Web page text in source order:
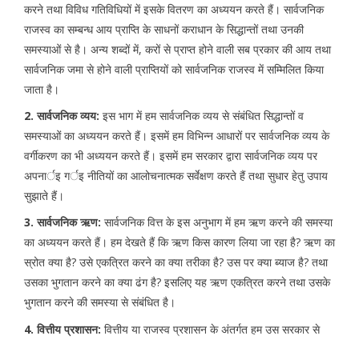
करने तथा विविध गतिविधियों में इसके वितरण का अध्ययन करते हैं। सार्वजनिक
राजस्व का सम्बन्ध आय प्राप्ति के साधनों कराधान के सिद्धान्तों तथा उनकी
समस्याओं से है। अन्य शब्दों में, करों से प्राप्त होने वाली सब प्रकार की आय तथा
सार्वजनिक जमा से होने वाली प्राप्तियों को सार्वजनिक राजस्व में सम्मिलित किया
जाता है।
2. सार्वजनिक व्यय: इस भाग में हम सार्वजनिक व्यय से संबंधित सिद्धान्तों व
समस्याओं का अध्ययन करते हैं। इसमें हम विभिन्न आधारों पर सार्वजनिक व्यय के
वर्गीकरण का भी अध्ययन करते हैं। इसमें हम सरकार द्वारा सार्वजनिक व्यय पर
अपनार्इ गर्इ नीतियों का आलोचनात्मक सर्वेक्षण करते हैं तथा सुधार हेतु उपाय
सुझाते हैं।
3. सार्वजनिक ऋण: सार्वजनिक वित्त के इस अनुभाग में हम ऋण करने की समस्या
का अध्ययन करते हैं। हम देखते हैं कि ऋण किस कारण लिया जा रहा है? ऋण का
स्रोत क्या है? उसे एकत्रित करने का क्या तरीका है? उस पर क्या ब्याज है? तथा
उसका भुगतान करने का क्या ढंग है? इसलिए यह ऋण एकत्रित करने तथा उसके
भुगतान करने की समस्या से संबंधित है।
4. वित्तीय प्रशासन: वित्तीय या राजस्व प्रशासन के अंतर्गत हम उस सरकार से